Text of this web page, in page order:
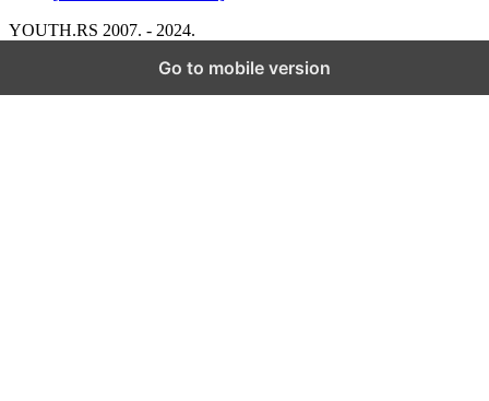
YOUTH.RS 2007. - 2024.
Go to mobile version